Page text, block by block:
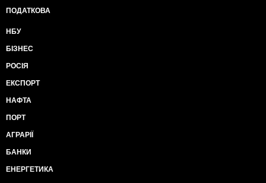
ПОДАТКОВА
НБУ
БІЗНЕС
РОСІЯ
ЕКСПОРТ
НАФТА
ПОРТ
АГРАРІЇ
БАНКИ
ЕНЕРГЕТИКА